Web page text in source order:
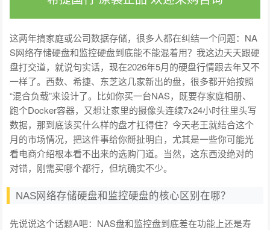
这两年搞家庭或公司数据存储，很多人都在纠结一个问题：NA
S网络存储硬盘和监控硬盘到底能不能混着用？我这边天天跟硬
盘打交道，就说句实话，现在2026年5月的硬盘行情跟去年又不
一样了。西数、希捷、东芝这几家新出的盘，很多都开始按照
“混合负载”来设计了。比如你买一台NAS，既要存家庭相册、
跑个Docker容器，又想让家里的摄像头连续7x24小时往里头写
数据，那到底该买什么样的盘才扛得住？今天老王就结合这个
月的市场情况，把这件事给你掰扯明白，尤其是一些你可能光
看电商介绍根本看不出来的选购门道。当然，这东西没绝对的
对错，刚需买哪个都行，但坑确实不少。
NAS网络存储硬盘和监控硬盘的核心区别在哪？
先说说这个话题A吧：NAS盘和监控盘到底差在功能上还是寿